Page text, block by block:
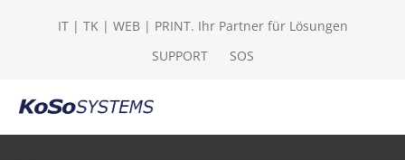
IT | TK | WEB | PRINT. Ihr Partner für Lösungen
SUPPORT
SOS